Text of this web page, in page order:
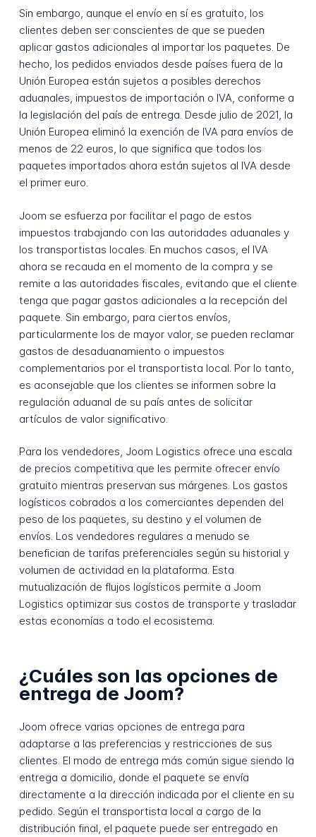
Sin embargo, aunque el envío en sí es gratuito, los
clientes deben ser conscientes de que se pueden
aplicar gastos adicionales al importar los paquetes. De
hecho, los pedidos enviados desde países fuera de la
Unión Europea están sujetos a posibles derechos
aduanales, impuestos de importación o IVA, conforme a
la legislación del país de entrega. Desde julio de 2021, la
Unión Europea eliminó la exención de IVA para envíos de
menos de 22 euros, lo que significa que todos los
paquetes importados ahora están sujetos al IVA desde
el primer euro.
Joom se esfuerza por facilitar el pago de estos
impuestos trabajando con las autoridades aduanales y
los transportistas locales. En muchos casos, el IVA
ahora se recauda en el momento de la compra y se
remite a las autoridades fiscales, evitando que el cliente
tenga que pagar gastos adicionales a la recepción del
paquete. Sin embargo, para ciertos envíos,
particularmente los de mayor valor, se pueden reclamar
gastos de desaduanamiento o impuestos
complementarios por el transportista local. Por lo tanto,
es aconsejable que los clientes se informen sobre la
regulación aduanal de su país antes de solicitar
artículos de valor significativo.
Para los vendedores, Joom Logistics ofrece una escala
de precios competitiva que les permite ofrecer envío
gratuito mientras preservan sus márgenes. Los gastos
logísticos cobrados a los comerciantes dependen del
peso de los paquetes, su destino y el volumen de
envíos. Los vendedores regulares a menudo se
benefician de tarifas preferenciales según su historial y
volumen de actividad en la plataforma. Esta
mutualización de flujos logísticos permite a Joom
Logistics optimizar sus costos de transporte y trasladar
estas economías a todo el ecosistema.
¿Cuáles son las opciones de
entrega de Joom?
Joom ofrece varias opciones de entrega para
adaptarse a las preferencias y restricciones de sus
clientes. El modo de entrega más común sigue siendo la
entrega a domicilio, donde el paquete se envía
directamente a la dirección indicada por el cliente en su
pedido. Según el transportista local a cargo de la
distribución final, el paquete puede ser entregado en